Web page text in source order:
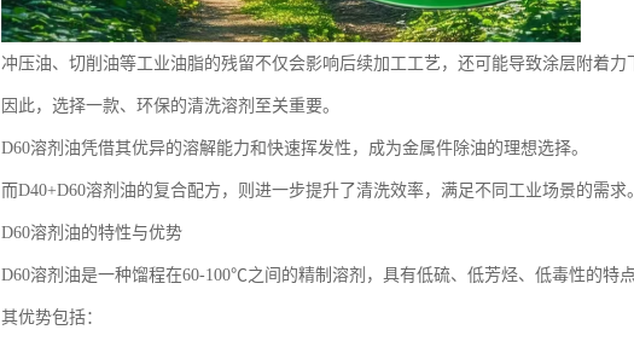
冲压油、切削油等工业油脂的残留不仅会影响后续加工工艺，还可能导致涂层附着力
因此，选择一款、环保的清洗溶剂至关重要。
D60溶剂油凭借其优异的溶解能力和快速挥发性，成为金属件除油的理想选择。
而D40+D60溶剂油的复合配方，则进一步提升了清洗效率，满足不同工业场景的需求。
D60溶剂油的特性与优势
D60溶剂油是一种馏程在60-100℃之间的精制溶剂，具有低硫、低芳烃、低毒性的特
其优势包括：